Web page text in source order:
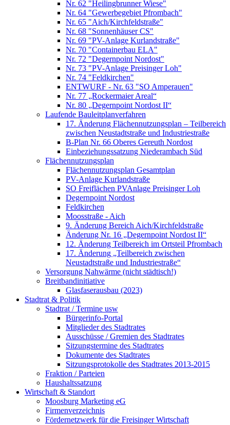
Nr. 62 "Heilingbrunner Wiese"
Nr. 64 "Gewerbegebiet Pfrombach"
Nr. 65 "Aich/Kirchfeldstraße"
Nr. 68 "Sonnenhäuser CS"
Nr. 69 "PV-Anlage Kurlandstraße"
Nr. 70 "Containerbau ELA"
Nr. 72 "Degernpoint Nordost"
Nr. 73 "PV-Anlage Preisinger Loh"
Nr. 74 "Feldkirchen"
ENTWURF - Nr. 63 "SO Amperauen"
Nr. 77 „Rockermaier Areal“
Nr. 80 „Degernpoint Nordost II“
Laufende Bauleitplanverfahren
17. Änderung Flächennutzungsplan – Teilbereich
zwischen Neustadtstraße und Industriestraße
B-Plan Nr. 66 Oberes Gereuth Nordost
Einbeziehungssatzung Niederambach Süd
Flächennutzungsplan
Flächennutzungsplan Gesamtplan
PV-Anlage Kurlandstraße
SO Freiflächen PV­Anlage Preisinger Loh
Degernpoint Nordost
Feldkirchen
Moosstraße - Aich
9. Änderung Bereich Aich/Kirchfeldstraße
Änderung Nr. 16 „Degernpoint Nordost II“
12. Änderung Teilbereich im Ortsteil Pfrombach
17. Änderung „Teilbereich zwischen
Neustadtstraße und Industriestraße“
Versorgung Nahwärme (nicht städtisch!)
Breitbandinitiative
Glasfaserausbau (2023)
Stadtrat & Politik
Stadtrat / Termine usw
Bürgerinfo-Portal
Mitglieder des Stadtrates
Ausschüsse / Gremien des Stadtrates
Sitzungstermine des Stadtrates
Dokumente des Stadtrates
Sitzungsprotokolle des Stadtrates 2013-2015
Fraktion / Parteien
Haushaltssatzung
Wirtschaft & Standort
Moosburg Marketing eG
Firmenverzeichnis
Fördernetzwerk für die Freisinger Wirtschaft